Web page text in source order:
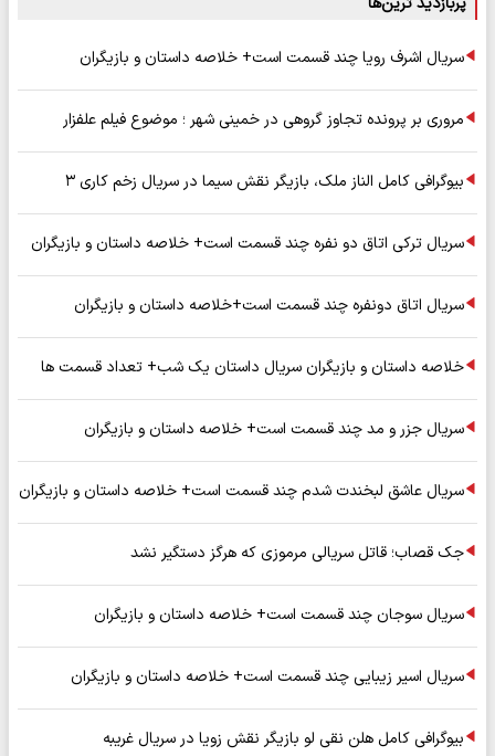
سریال اشرف رویا چند قسمت است+ خلاصه داستان و بازیگران
مروری بر پرونده تجاوز گروهی در خمینی شهر ؛ موضوع فیلم علفزار
بیوگرافی کامل الناز ملک، بازیگر نقش سیما در سریال زخم کاری ۳
سریال ترکی اتاق دو نفره چند قسمت است+ خلاصه داستان و بازیگران
سریال اتاق دونفره چند قسمت است+خلاصه داستان و بازیگران
خلاصه داستان و بازیگران سریال داستان یک شب+ تعداد قسمت ها
سریال جزر و مد چند قسمت است+ خلاصه داستان و بازیگران
سریال عاشق لبخندت شدم چند قسمت است+ خلاصه داستان و بازیگران
جک قصاب؛ قاتل سریالی مرموزی که هرگز دستگیر نشد
سریال سوجان چند قسمت است+ خلاصه داستان و بازیگران
سریال اسیر زیبایی چند قسمت است+ خلاصه داستان و بازیگران
بیوگرافی کامل هلن نقی لو بازیگر نقش زویا در سریال غریبه